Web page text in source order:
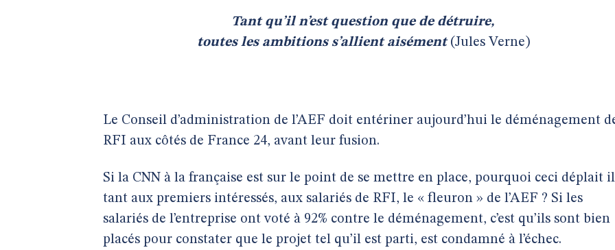
Tant qu’il n’est question que de détruire,
toutes les ambitions s’allient aisément (Jules Verne)
Le Conseil d’administration de l’AEF doit entériner aujourd’hui le déménagement
RFI aux côtés de France 24, avant leur fusion.
Si la CNN à la française est sur le point de se mettre en place, pourquoi ceci déplait
tant aux premiers intéressés, aux salariés de RFI, le « fleuron » de l’AEF ? Si les
salariés de l’entreprise ont voté à 92% contre le déménagement, c’est qu’ils sont bien
placés pour constater que le projet tel qu’il est parti, est condamné à l’échec.